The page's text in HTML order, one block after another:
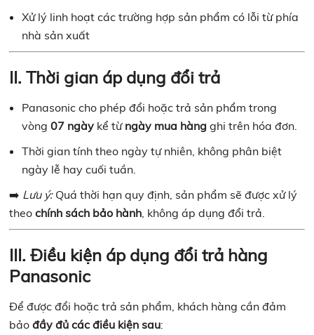
Xử lý linh hoạt các trường hợp sản phẩm có lỗi từ phía
nhà sản xuất
II. Thời gian áp dụng đổi trả
Panasonic cho phép đổi hoặc trả sản phẩm trong
vòng07 ngày kể từ ngày mua hàng ghi trên hóa đơn.
Thời gian tính theo ngày tự nhiên, không phân biệt
ngày lễ hay cuối tuần.
➡️ Lưu ý:Quá thời hạn quy định, sản phẩm sẽ được xử lý
theochính sách bảo hành, không áp dụng đổi trả.
III. Điều kiện áp dụng đổi trả hàng
Panasonic
Để được đổi hoặc trả sản phẩm, khách hàng cần đảm
bảođầy đủ các điều kiện sau: